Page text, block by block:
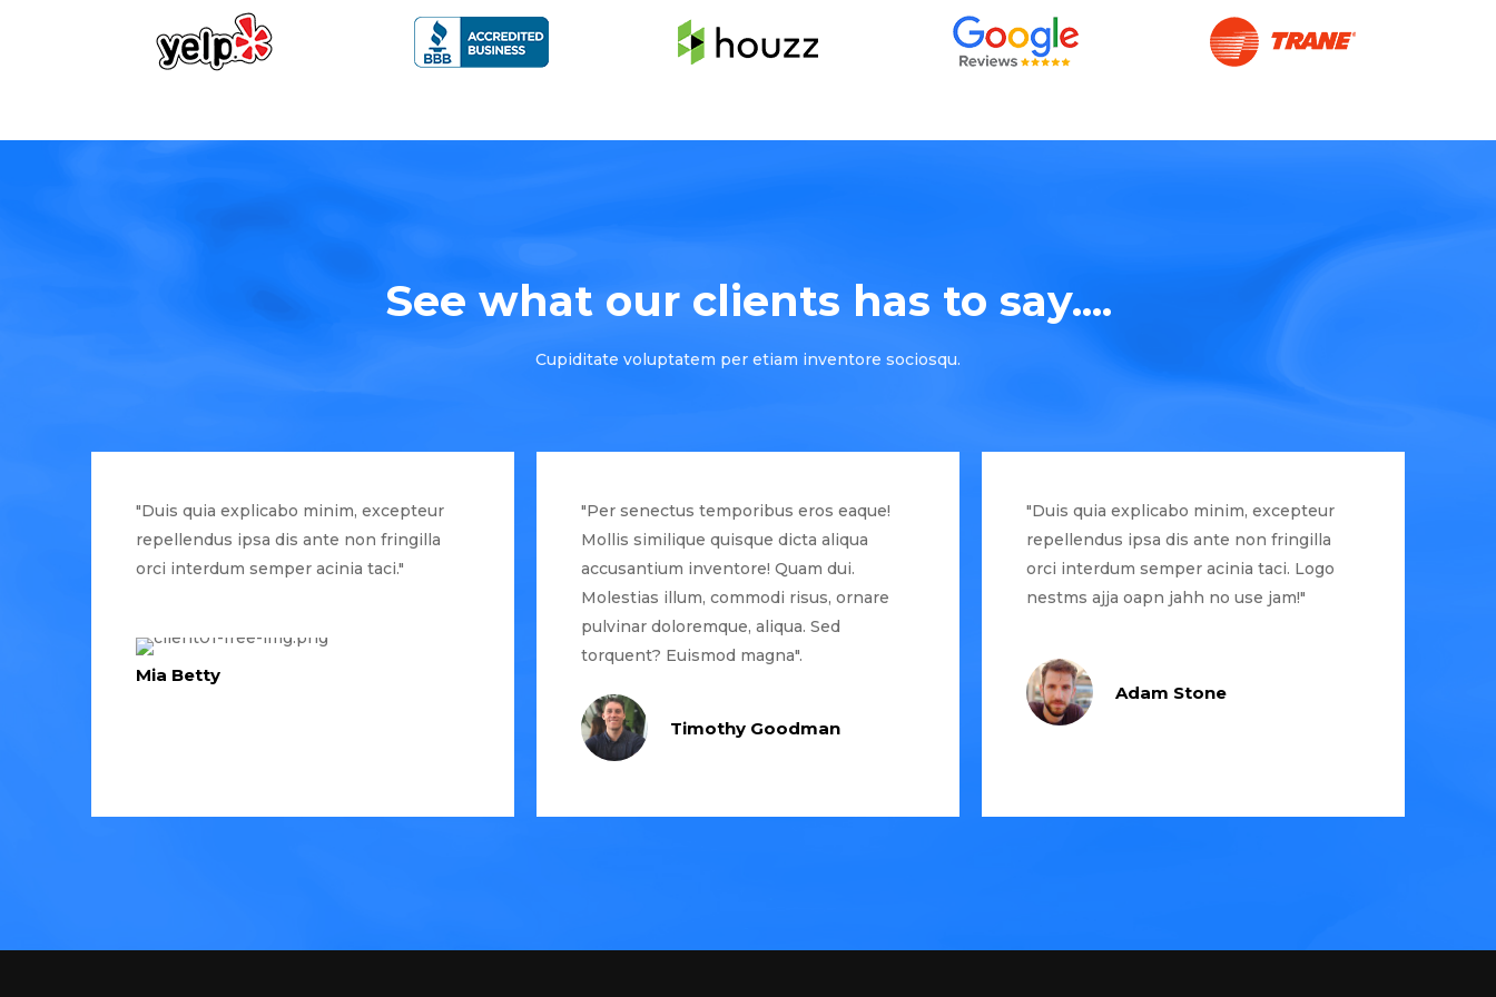
See what our clients has to say....
Cupiditate voluptatem per etiam inventore sociosqu.
"Duis quia explicabo minim, excepteur
repellendus ipsa dis ante non fringilla
orci interdum semper acinia taci."
Mia Betty
"Per senectus temporibus eros eaque!
Mollis similique quisque dicta aliqua
accusantium inventore! Quam dui.
Molestias illum, commodi risus, ornare
pulvinar doloremque, aliqua. Sed
torquent? Euismod magna".
Timothy Goodman
"Duis quia explicabo minim, excepteur
repellendus ipsa dis ante non fringilla
orci interdum semper acinia taci. Logo
nestms ajja oapn jahh no use jam!"
Adam Stone